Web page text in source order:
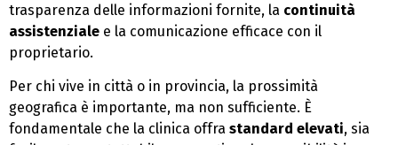
trasparenza delle informazioni fornite, la continuità
assistenziale e la comunicazione efficace con il
proprietario.
Per chi vive in città o in provincia, la prossimità
geografica è importante, ma non sufficiente. È
fondamentale che la clinica offra standard elevati, sia